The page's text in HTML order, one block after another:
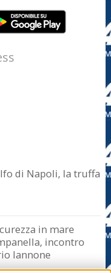
di Napoli, la truffa
in mare
incontro
Iannone